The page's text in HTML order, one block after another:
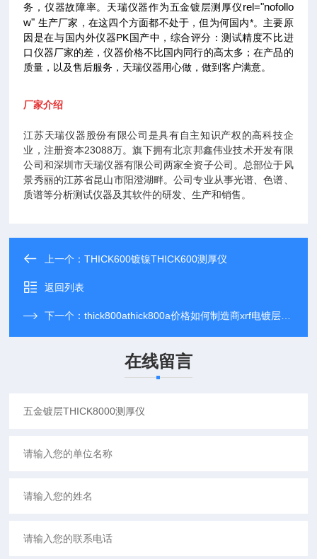
务，仪器故障率。天瑞仪器作为五金镀层测厚仪rel="nofollo
w" 生产厂家，在这四个方面都不处于，但为何国内*。主要原
因是在与国内外仪器PK国产中，综合评分：测试精度不比进
口仪器厂家的差，仪器价格不比国内同行的高太多；在产品的
质量，以及售后服务，天瑞仪器用心做，做到客户满意。
厂家介绍
江苏天瑞仪器股份有限公司是具有自主知识产权的高科技企
业，注册资本23088万。旗下拥有北京邦鑫伟业技术开发有限
公司和深圳市天瑞仪器有限公司两家全资子公司。总部位于风
景秀丽的江苏省昆山市阳澄湖畔。公司专业从事光谱、色谱、
质谱等分析测试仪器及其软件的研发、生产和销售。
上一个：THICK600镀镍THICK600测厚仪
返回列表
下一个：thick800athick800a价格如何制造商xrf电镀层测厚仪
在线留言